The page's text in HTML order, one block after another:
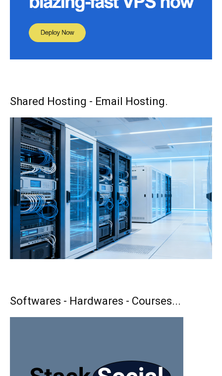
Shared Hosting - Email Hosting.
Softwares - Hardwares - Courses...